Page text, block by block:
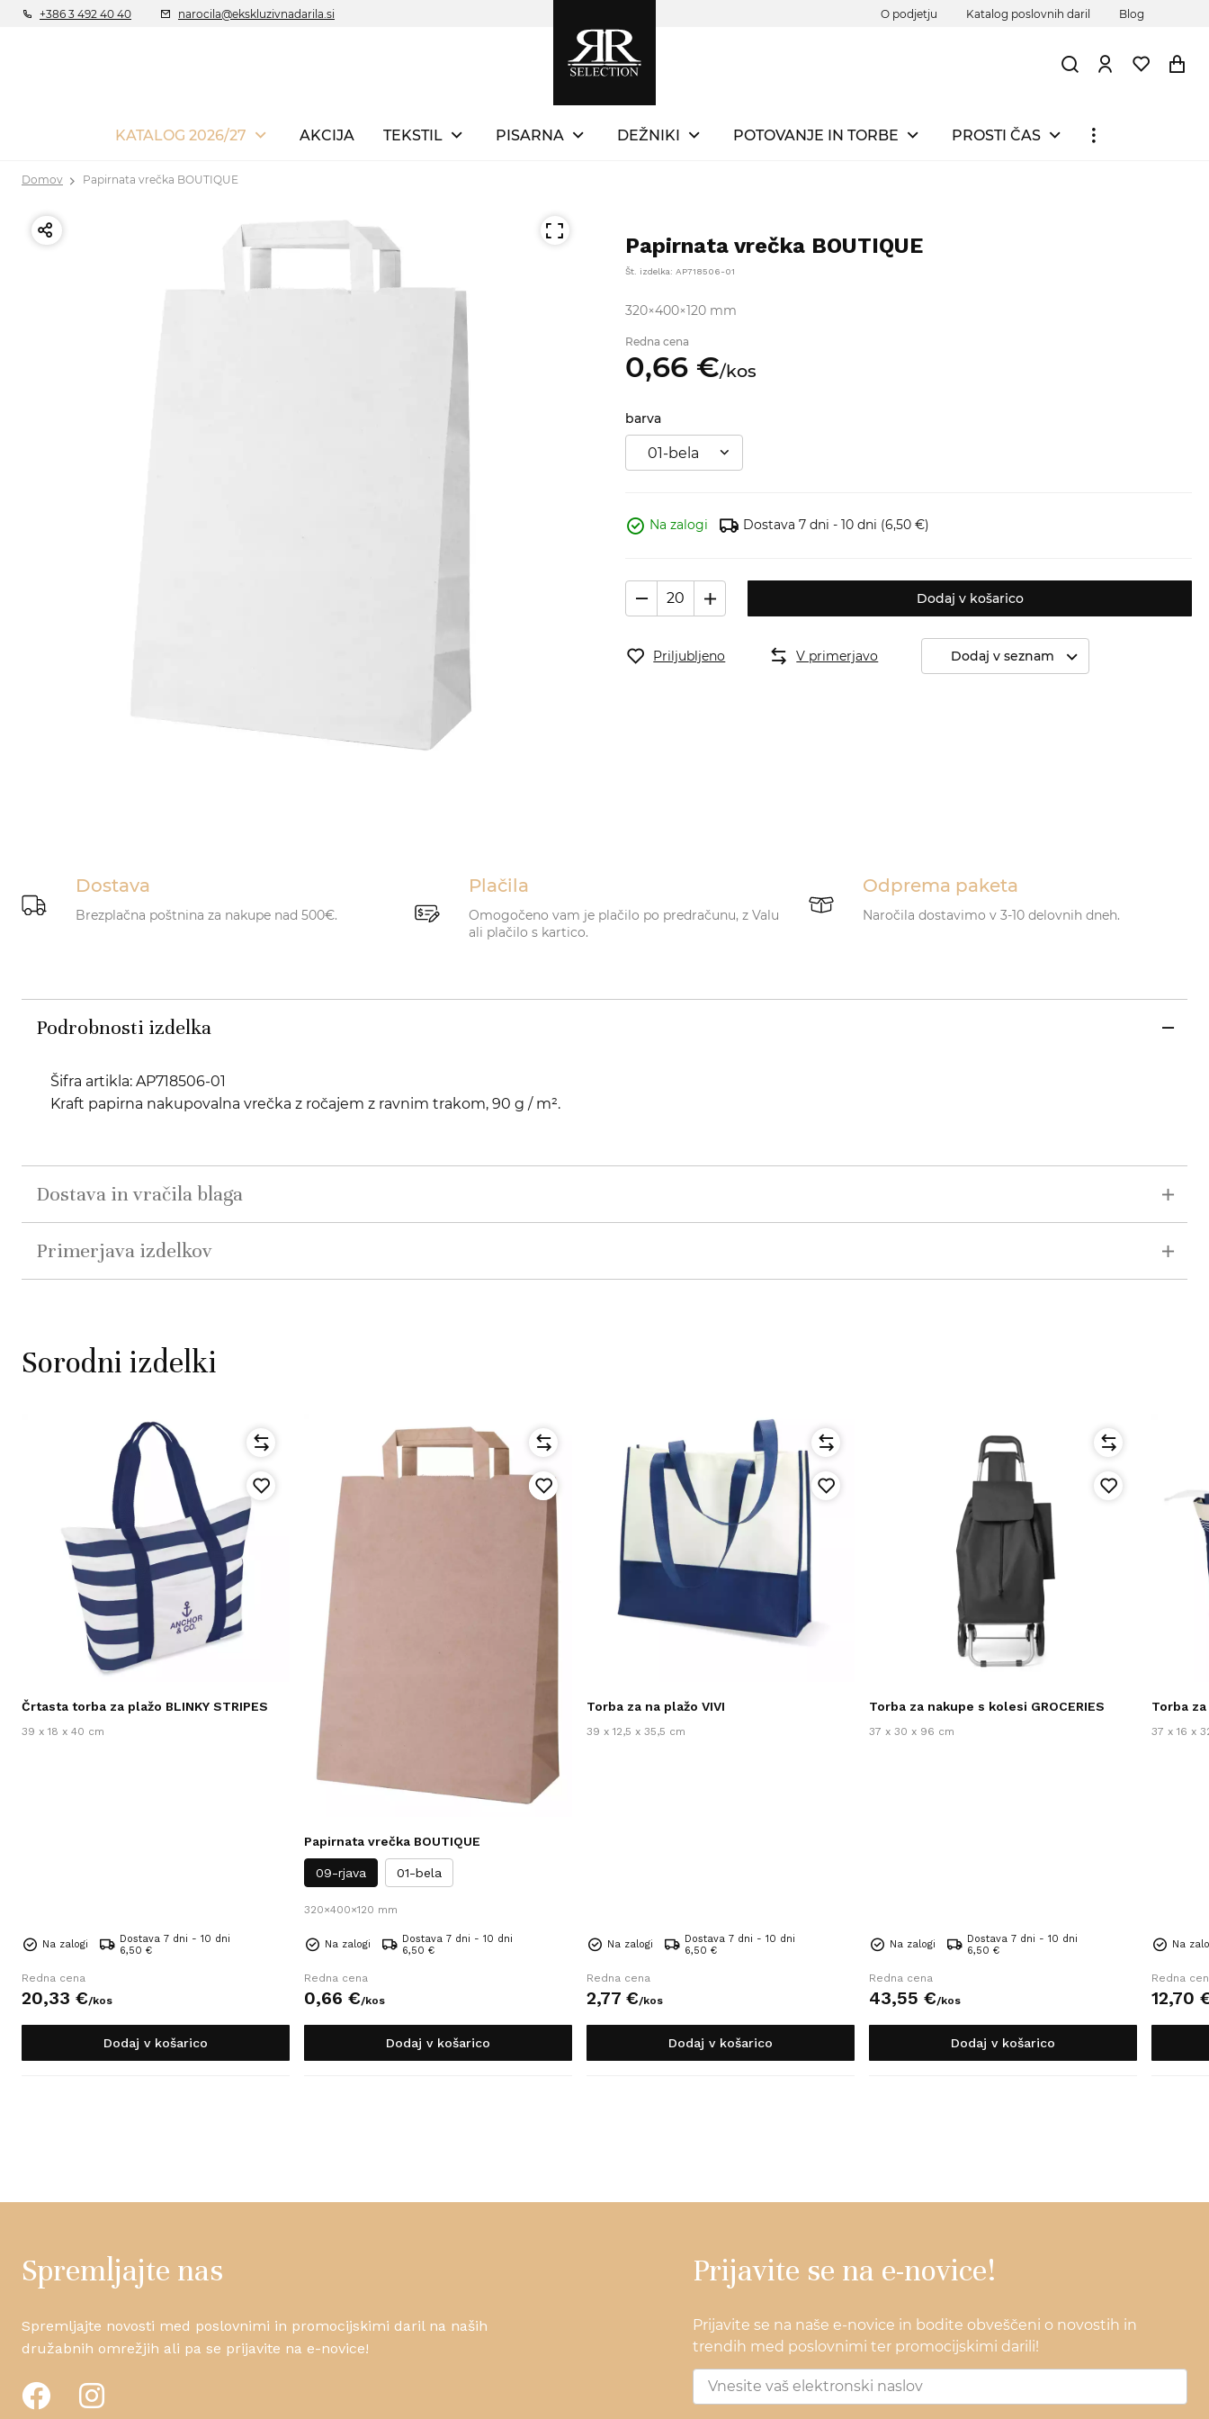
+386 3 492 40 40 narocila@ekskluzivnadarila.si O podjetju Katalog poslovnih daril Blog
KATALOG 2026/27 AKCIJA TEKSTIL PISARNA DEŽNIKI POTOVANJE IN TORBE PROSTI ČAS
Domov Papirnata vrečka BOUTIQUE
Papirnata vrečka BOUTIQUE
Št. izdelka: AP718506-01
320×400×120 mm
Redna cena
0,66 €/kos
barva
01-bela
Na zalogi Dostava 7 dni - 10 dni (6,50 €)
Dodaj v košarico
Priljubljeno V primerjavo Dodaj v seznam
Dostava
Brezplačna poštnina za nakupe nad 500€.
Plačila
Omogočeno vam je plačilo po predračunu, z Valu
ali plačilo s kartico.
Odprema paketa
Naročila dostavimo v 3-10 delovnih dneh.
Podrobnosti izdelka
Šifra artikla: AP718506-01
Kraft papirna nakupovalna vrečka z ročajem z ravnim trakom, 90 g / m².
Dostava in vračila blaga
Primerjava izdelkov
Sorodni izdelki
Črtasta torba za plažo BLINKY STRIPES
39 x 18 x 40 cm
Na zalogi
Dostava 7 dni - 10 dni
6,50 €
Redna cena
20,33 €/kos
Dodaj v košarico
Papirnata vrečka BOUTIQUE
09-rjava 01-bela
320×400×120 mm
Na zalogi
Dostava 7 dni - 10 dni
6,50 €
Redna cena
0,66 €/kos
Dodaj v košarico
Torba za na plažo VIVI
39 x 12,5 x 35,5 cm
Na zalogi
Dostava 7 dni - 10 dni
6,50 €
Redna cena
2,77 €/kos
Dodaj v košarico
Torba za nakupe s kolesi GROCERIES
37 x 30 x 96 cm
Na zalogi
Dostava 7 dni - 10 dni
6,50 €
Redna cena
43,55 €/kos
Dodaj v košarico
Torba za
37 x 16 x
Na
Redna
12,70
Spremljajte nas
Spremljajte novosti med poslovnimi in promocijskimi daril na naših
družabnih omrežjih ali pa se prijavite na e-novice!
Prijavite se na e-novice!
Prijavite se na naše e-novice in bodite obveščeni o novostih in
trendih med poslovnimi ter promocijskimi darili!